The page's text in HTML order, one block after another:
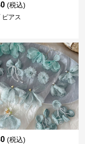
(税込)
ピアス
(税込)